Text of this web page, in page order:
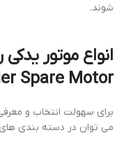
شوند.
Spare Motor
برای سهولت انتخاب و
می توان در دسته بندی های